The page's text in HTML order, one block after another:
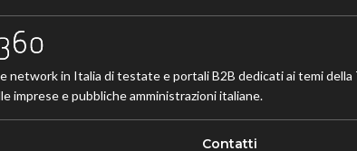
network in Italia di testate e portali B2B dedicati ai temi
imprese e pubbliche amministrazioni italiane.
Contatti